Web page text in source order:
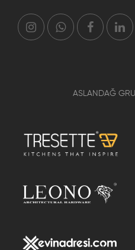
ASLANDAĞ